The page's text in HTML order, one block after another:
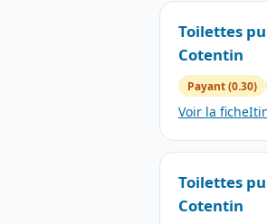
Toilettes
Cotentin
Payant (0.30)
Voir la fiche
Toilettes
Cotentin